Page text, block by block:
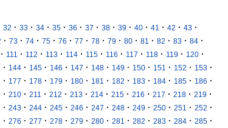
32 · 33 · 34 · 35 · 36 · 37 · 38 · 39 · 40 · 41 · 42 · 43 ·
· 73 · 74 · 75 · 76 · 77 · 78 · 79 · 80 · 81 · 82 · 83 · 84 ·
· 111 · 112 · 113 · 114 · 115 · 116 · 117 · 118 · 119 · 120 ·
· 144 · 145 · 146 · 147 · 148 · 149 · 150 · 151 · 152 · 153 ·
· 177 · 178 · 179 · 180 · 181 · 182 · 183 · 184 · 185 · 186 ·
· 210 · 211 · 212 · 213 · 214 · 215 · 216 · 217 · 218 · 219 ·
· 243 · 244 · 245 · 246 · 247 · 248 · 249 · 250 · 251 · 252 ·
· 276 · 277 · 278 · 279 · 280 · 281 · 282 · 283 · 284 · 285 ·